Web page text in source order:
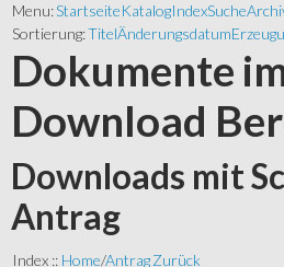
Menu:StartseiteKatalogIndexSuche
Sortierung:TitelÄnderungsdatum
Dokumente
Download
Downloads mit
Antrag
Index :: Home/AntragZurück